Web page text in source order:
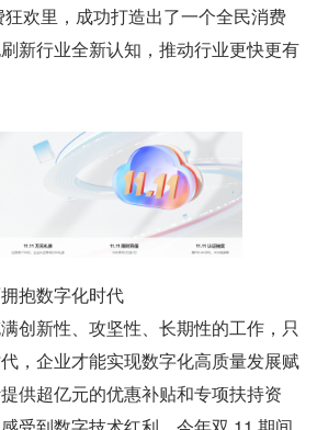
欢里，成功打造出了一个全民消费
新行业全新认知，推动行业更快更有
抱数字化时代
创新性、攻坚性、长期性的工作，只
，企业才能实现数字化高质量发展赋
供超亿元的优惠补贴和专项扶持资